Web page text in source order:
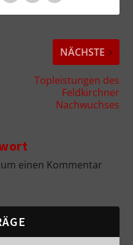
NÄCHSTE
Topleistungen des
Feldkirchner
Nachwuchses
einen Kommentar